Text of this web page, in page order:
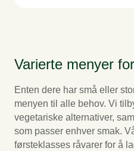
med syltet rødløk og sylteagurk
Stekt ribbe og sprøstekt svor
Julepølse
Saftige medisterpølser
Medisterkaker
Grove, håndstekte medisterkaker
Varierte menyer
Enten dere har små eller
menyen til alle behov. Vi
vegetariske alternativer,
som passer enhver smak.
førsteklasses råvarer for å